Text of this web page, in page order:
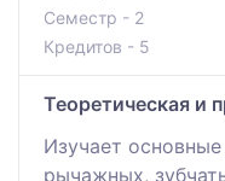
Семестр - 2
Кредитов - 5
Теоретическая и
Изучает
рычажных,